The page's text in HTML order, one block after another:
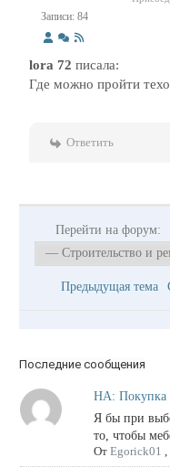
Записи: 84
lora 72 писала:
Где можно пройти
Ответить
Перейти на форум:
Предыдущая тема
Последние сообщения
НА: Покупка
Я бы при
то, чтобы
От Egorick01 ,